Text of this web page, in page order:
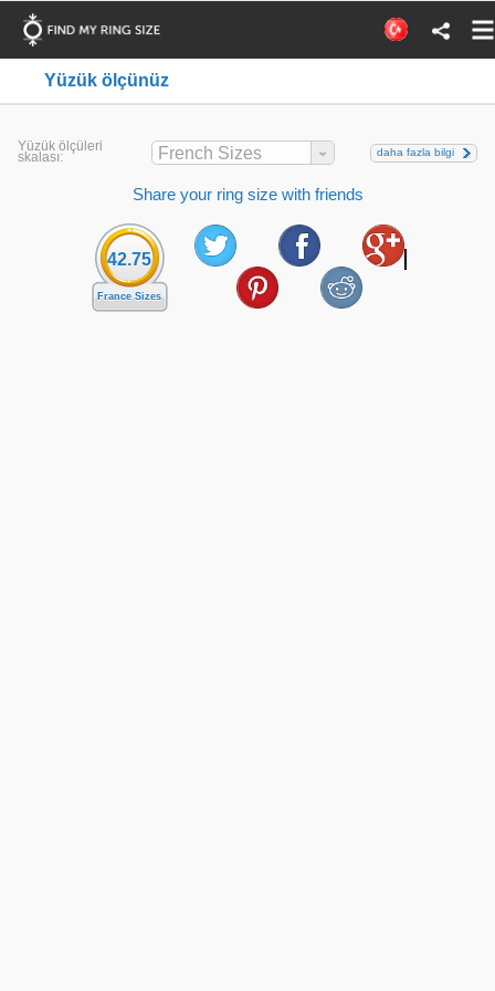
Yüzük ölçünüz
Yüzük ölçüleri
skalası: French Sizes daha fazla bilgi
Share your ring size with friends
42.75
France Sizes